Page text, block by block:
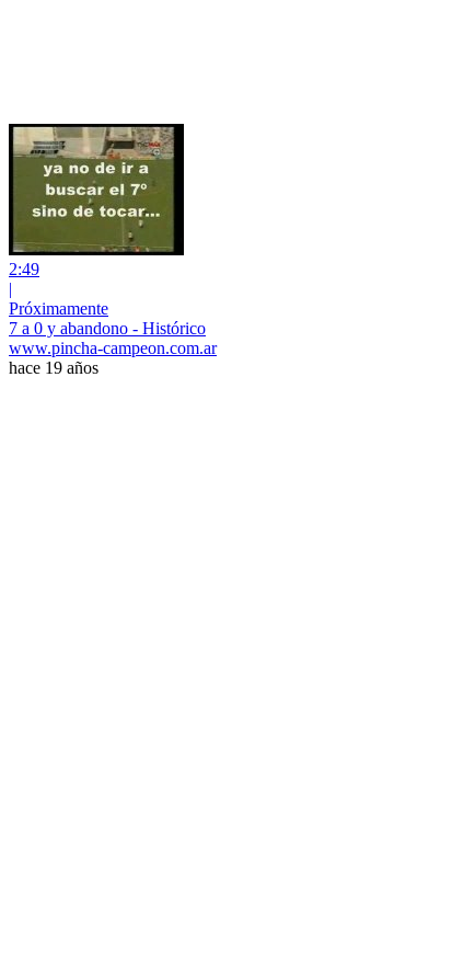
2:49
|
Próximamente
7 a 0 y abandono - Histórico
www.pincha-campeon.com.ar
hace 19 años